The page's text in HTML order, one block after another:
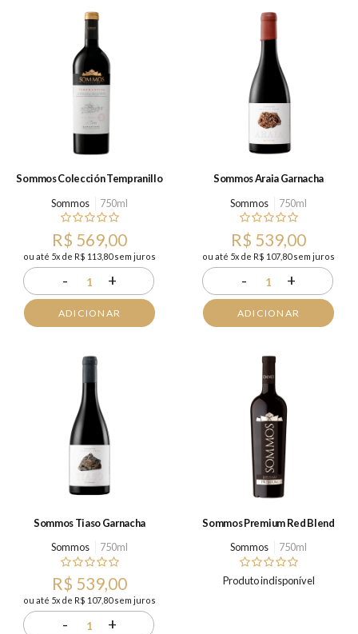
Sommos Colección Tempranillo
Sommos
750ml
R$ 569,00
ou até 5x de R$ 113,80 sem juros
- 1 +
ADICIONAR
Sommos Araia Garnacha
Sommos
750ml
R$ 539,00
ou até 5x de R$ 107,80 sem juros
- 1 +
ADICIONAR
Sommos Tiaso Garnacha
Sommos
750ml
R$ 539,00
ou até 5x de R$ 107,80 sem juros
- 1 +
Sommos Premium Red Blend
Sommos
750ml
Produto indisponível